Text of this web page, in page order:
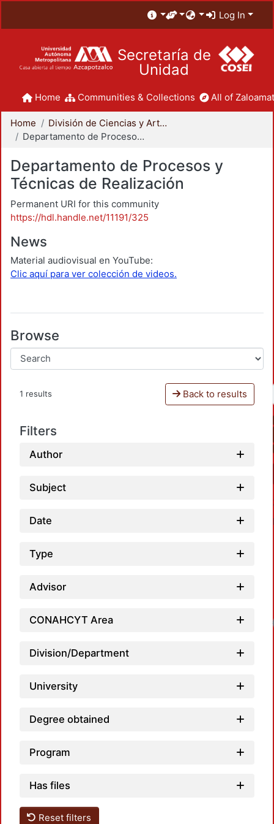
Log In
Secretaría de
Unidad
Home Communities & Collections All of
Home
División de Ciencias y Artes para el Diseño
Departamento de Procesos y Técnicas de Realización
Departamento de Procesos y
Técnicas de Realización
Permanent URI for this community
https://hdl.handle.net/11191/325
News
Material audiovisual en YouTube:
Clic aquí para ver colección de videos.
Browse
1 results Back to results
Filters
Author
Subject
Date
Type
Advisor
CONAHCYT Area
Division/Department
University
Degree obtained
Program
Has files
Reset filters